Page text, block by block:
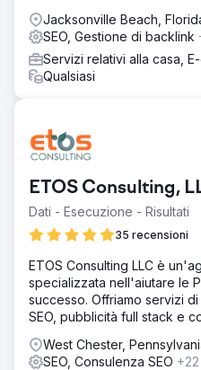
Jacksonville Beach,
SEO, Gestione di backlink
Servizi relativi alla casa,
Qualsiasi
ETOS Consulting,
Dati - Esecuzione - Risultati
35 recensioni
ETOS Consulting LLC è
specializzata nell'aiutare le
successo. Offriamo servizi
SEO, pubblicità full stack e
West Chester,
SEO, Consulenza SEO +22